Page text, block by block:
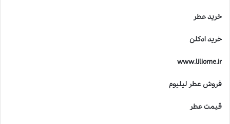
خرید عطر
خرید ادکلن
www.liliome.ir
فروش عطر لیلیوم
قیمت عطر